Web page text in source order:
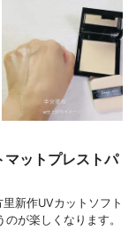
ットプレストパ
新作UVカットソフト
が楽しくなります。